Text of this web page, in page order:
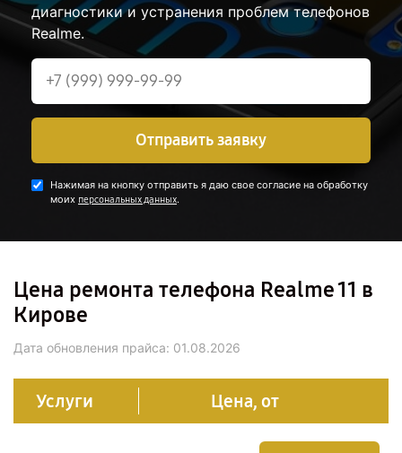
диагностики и устранения проблем телефонов
Realme.
Отправить заявку
Нажимая на кнопку отправить я даю свое согласие на обработку
моих персональных данных.
Цена ремонта телефона Realme 11 в
Кирове
Дата обновления прайса: 01.08.2026
Услуги Цена, от